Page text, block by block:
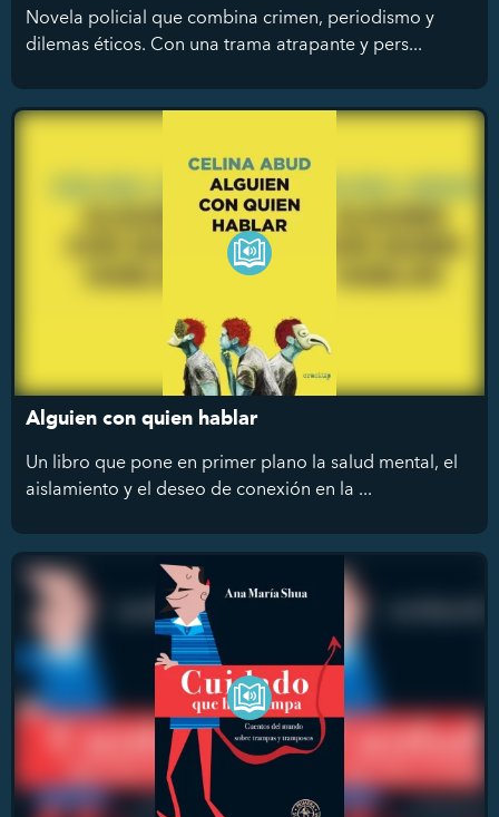
Novela policial que combina crimen, periodismo y
dilemas éticos. Con una trama atrapante y pers...
Alguien con quien hablar
Un libro que pone en primer plano la salud mental, el
aislamiento y el deseo de conexión en la ...